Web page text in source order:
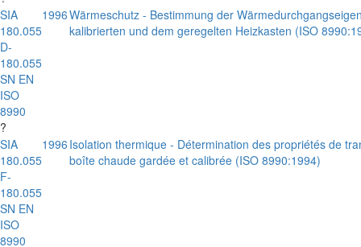
SIA
180.055
D-
180.055
SN EN
ISO
8990
?
1996Wärmeschutz - Bestimmung der
kalibrierten und dem geregelten Heizkasten (ISO
SIA
180.055
F-
180.055
SN EN
ISO
8990
1996 Isolation thermique - Détermination des propriétés de
boîte chaude gardée et calibrée (ISO 8990:1994)